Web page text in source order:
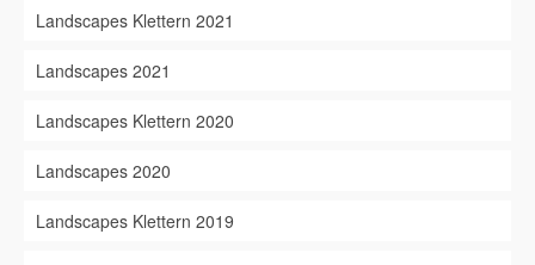
Landscapes Klettern 2021
Landscapes 2021
Landscapes Klettern 2020
Landscapes 2020
Landscapes Klettern 2019